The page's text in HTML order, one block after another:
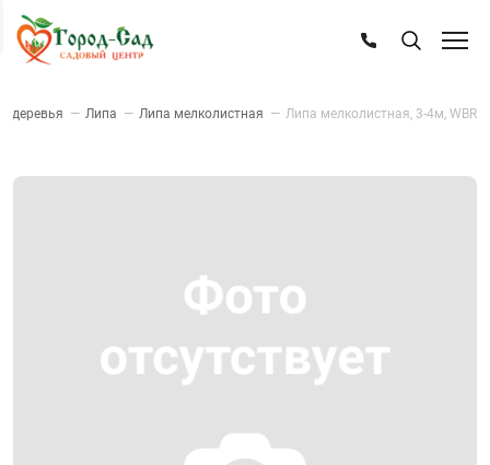
деревья — Липа — Липа мелколистная — Липа мелколистная, 3-4м, WBR